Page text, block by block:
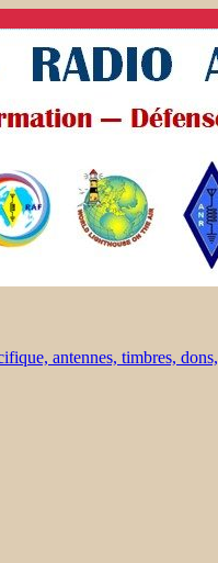
antennes, timbres, dons,